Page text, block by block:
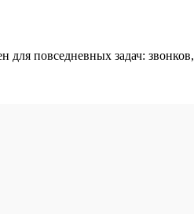
повседневных задач: звонков,